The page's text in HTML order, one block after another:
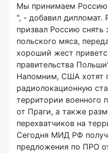
Мы принимаем Россию
", - добавил дипломат.
призвал Россию снять
польского мяса,
хороший жест
правительства
Напомним, США хотят
радиолокационную
территории военного
от Праги, а также
перехватчиков на
Сегодня МИД РФ
предложения по ПРО